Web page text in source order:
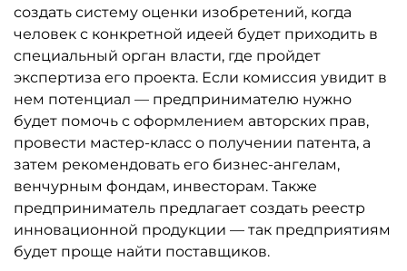
создать систему оценки изобретений, когда
человек с конкретной идеей будет приходить в
специальный орган власти, где пройдет
экспертиза его проекта. Если комиссия увидит в
нем потенциал — предпринимателю нужно
будет помочь с оформлением авторских прав,
провести мастер-класс о получении патента, а
затем рекомендовать его бизнес-ангелам,
венчурным фондам, инвесторам. Также
предприниматель предлагает создать реестр
инновационной продукции — так предприятиям
будет проще найти поставщиков.